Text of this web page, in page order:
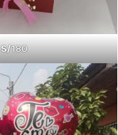
S/180